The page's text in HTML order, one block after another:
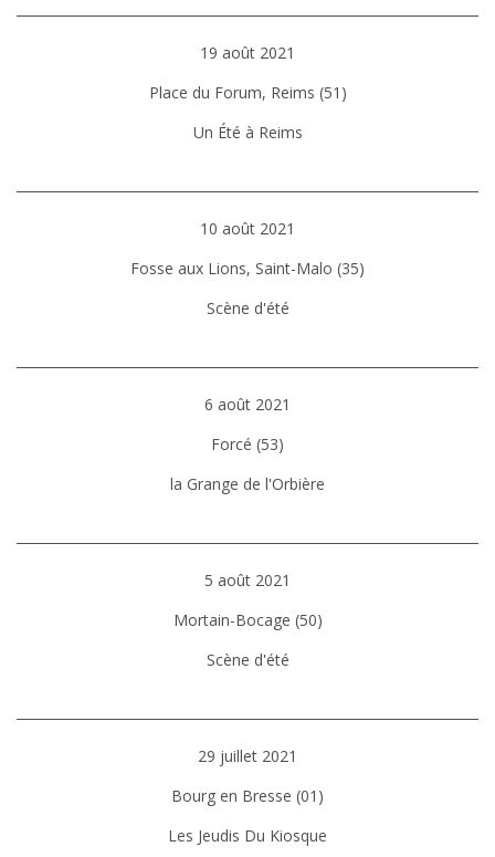
19 août 2021
Place du Forum, Reims (51)
Un Été à Reims
10 août 2021
Fosse aux Lions, Saint-Malo (35)
Scène d'été
6 août 2021
Forcé (53)
la Grange de l'Orbière
5 août 2021
Mortain-Bocage (50)
Scène d'été
29 juillet 2021
Bourg en Bresse (01)
Les Jeudis Du Kiosque